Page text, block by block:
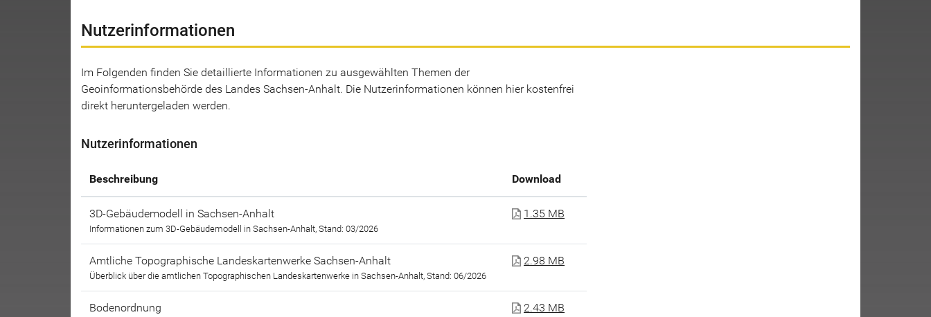
Nutzerinformationen
Im Folgenden finden Sie detaillierte Informationen zu ausgewählten Themen der
Geoinformationsbehörde des Landes Sachsen-Anhalt. Die Nutzerinformationen können hier kostenfrei
direkt heruntergeladen werden.
Nutzerinformationen
Beschreibung Download
3D-Gebäudemodell in Sachsen-Anhalt
Informationen zum 3D-Gebäudemodell in Sachsen-Anhalt, Stand: 03/2026
1.35 MB
Amtliche Topographische Landeskartenwerke Sachsen-Anhalt
Überblick über die amtlichen Topographischen Landeskartenwerke in Sachsen-Anhalt, Stand: 06/2026
2.98 MB
Bodenordnung 2.43 MB